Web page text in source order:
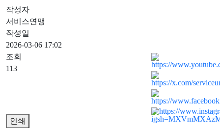
작성자
서비스연맹
작성일
2026-03-06 17:02
조회
113
인쇄